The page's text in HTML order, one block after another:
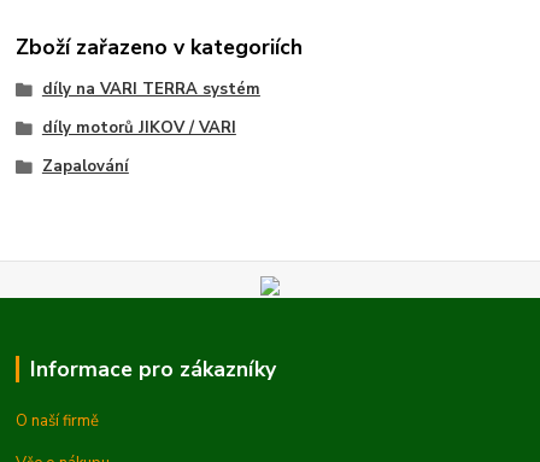
Zboží zařazeno v kategoriích
díly na VARI TERRA systém
díly motorů JIKOV / VARI
Zapalování
Informace pro zákazníky
O naší firmě